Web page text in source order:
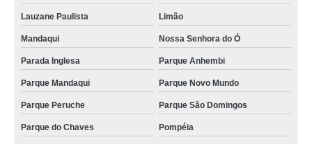
Lauzane Paulista Limão
Mandaqui Nossa Senhora do Ó
Parada Inglesa Parque Anhembi
Parque Mandaqui Parque Novo Mundo
Parque Peruche Parque São Domingos
Parque do Chaves Pompéia